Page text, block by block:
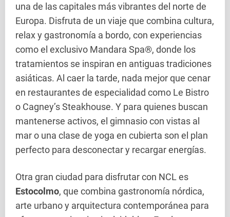
una de las capitales más vibrantes del norte de
Europa. Disfruta de un viaje que combina cultura,
relax y gastronomía a bordo, con experiencias
como el exclusivo Mandara Spa®, donde los
tratamientos se inspiran en antiguas tradiciones
asiáticas. Al caer la tarde, nada mejor que cenar
en restaurantes de especialidad como Le Bistro
o Cagney’s Steakhouse. Y para quienes buscan
mantenerse activos, el gimnasio con vistas al
mar o una clase de yoga en cubierta son el plan
perfecto para desconectar y recargar energías.
Otra gran ciudad para disfrutar con NCL es
Estocolmo, que combina gastronomía nórdica,
arte urbano y arquitectura contemporánea para